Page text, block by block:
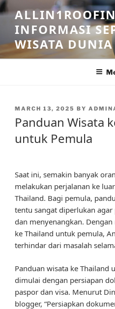
Skip
to
contentINFORMASI
WISATA DUNIA
POSTED
MARCH 13, 2025 BY
Panduan Wisata
untuk Pemula
Saat ini, semakin banyak
melakukan perjalanan ke
Thailand. Bagi pemula,
tentu sangat diperlukan
dan menyenangkan.
ke Thailand untuk pemula,
terhindar dari masalah
Panduan wisata ke Thailand
dimulai dengan persiapan
paspor dan visa. Menurut
blogger, “Persiapkan